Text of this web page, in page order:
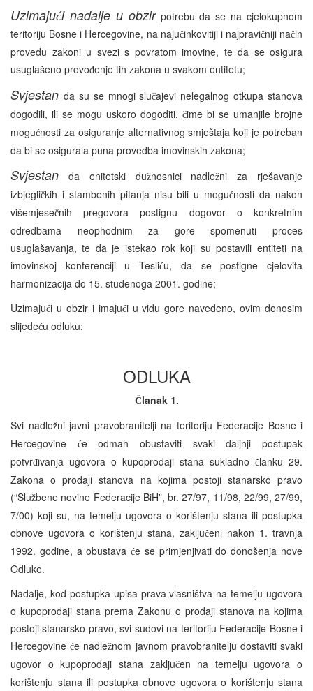
Uzimajući nadalje u obzirpotrebu da se na cjelokupnom
teritoriju Bosne i Hercegovine, na najučinkovitiji i najpravičniji način
provedu zakoni u svezi s povratom imovine, te da se osigura
usuglašeno provođenje tih zakona u svakom entitetu;
Svjestan da su se mnogi slučajevi nelegalnog otkupa stanova
dogodili, ili se mogu uskoro dogoditi, čime bi se umanjile brojne
mogućnosti za osiguranje alternativnog smještaja koji je potreban
da bi se osigurala puna provedba imovinskih zakona;
Svjestan da enitetski dužnosnici nadležni za rješavanje
izbjegličkih i stambenih pitanja nisu bili u mogućnosti da nakon
višemjesečnih pregovora postignu dogovor o konkretnim
odredbama neophodnim za gore spomenuti proces
usuglašavanja, te da je istekao rok koji su postavili entiteti na
imovinskoj konferenciji u Tesliću, da se postigne cjelovita
harmonizacija do 15. studenoga 2001. godine;
Uzimajući u obzir i imajući u vidu gore navedeno, ovim donosim
slijedeću odluku:
ODLUKA
Članak 1.
Svi nadležni javni pravobranitelji na teritoriju Federacije Bosne i
Hercegovine
će odmah obustaviti svaki daljnji postupak
potvrđivanja ugovora o kupoprodaji stana sukladno članku 29.
Zakona o prodaji stanova na kojima postoji stanarsko pravo
(“Službene novine Federacije BiH”, br. 27/97, 11/98, 22/99, 27/99,
7/00) koji su, na temelju ugovora o korištenju stana ili postupka
obnove ugovora o korištenju stana, zaključeni nakon 1. travnja
1992. godine, a obustavaće se primjenjivati do donošenja nove
Odluke.
Nadalje, kod postupka upisa prava vlasništva na temelju ugovora
o kupoprodaji stana prema Zakonu o prodaji stanova na kojima
postoji stanarsko pravo, svi sudovi na teritoriju Federacije Bosne i
Hercegovineće nadležnom javnom pravobranitelju dostaviti svaki
ugovor o kupoprodaji stana zaključen na temelju ugovora o
korištenju stana ili postupka obnove ugovora o korištenju stana